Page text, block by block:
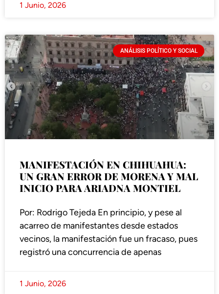
1 Junio, 2026
ANÁLISIS POLÍTICO Y SOCIAL
MANIFESTACIÓN EN CHIHUAHUA:
UN GRAN ERROR DE MORENA Y MAL
INICIO PARA ARIADNA MONTIEL
Por: Rodrigo Tejeda En principio, y pese al
acarreo de manifestantes desde estados
vecinos, la manifestación fue un fracaso, pues
registró una concurrencia de apenas
1 Junio, 2026